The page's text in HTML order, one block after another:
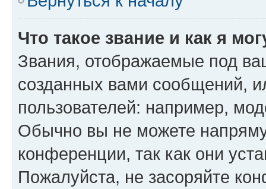
Что такое звание и как я
Звания, отображаемые под
созданных вами сообщений,
пользователей: например,
Обычно вы не можете
конференции, так как они
Пожалуйста, не засоряйте